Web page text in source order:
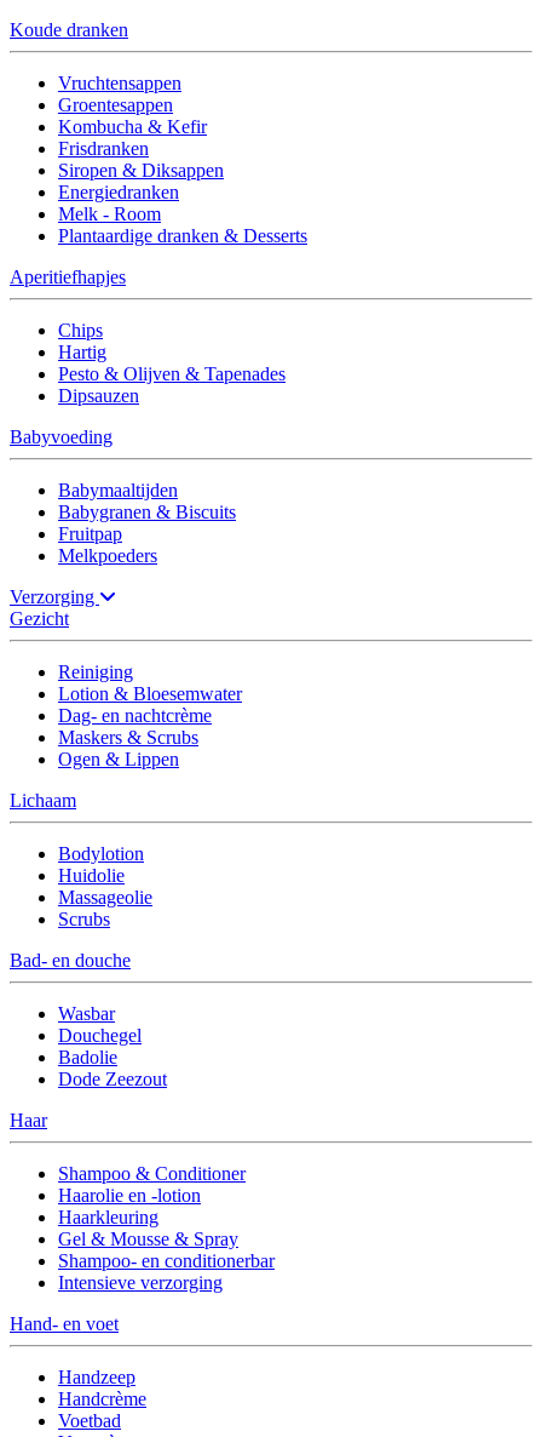
Koude dranken
Vruchtensappen
Groentesappen
Kombucha & Kefir
Frisdranken
Siropen & Diksappen
Energiedranken
Melk - Room
Plantaardige dranken & Desserts
Aperitiefhapjes
Chips
Hartig
Pesto & Olijven & Tapenades
Dipsauzen
Babyvoeding
Babymaaltijden
Babygranen & Biscuits
Fruitpap
Melkpoeders
Verzorging
Gezicht
Reiniging
Lotion & Bloesemwater
Dag- en nachtcrème
Maskers & Scrubs
Ogen & Lippen
Lichaam
Bodylotion
Huidolie
Massageolie
Scrubs
Bad- en douche
Wasbar
Douchegel
Badolie
Dode Zeezout
Haar
Shampoo & Conditioner
Haarolie en -lotion
Haarkleuring
Gel & Mousse & Spray
Shampoo- en conditionerbar
Intensieve verzorging
Hand- en voet
Handzeep
Handcrème
Voetbad